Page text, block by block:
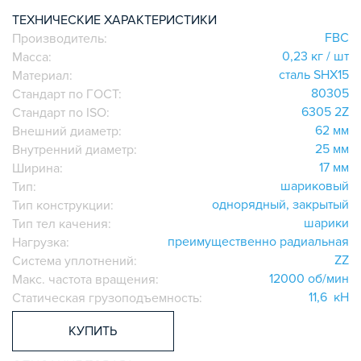
ИГОЛЬЧАТЫЕ РОЛИКОВЫЕ
ЛИНЕЙНЫЕ СОЕДИНИТЕЛИ
ДОПОЛНИТЕЛЬНАЯ ОБРАБОТКА
ПАРАЛЛЕЛЬНЫЕ СОЕДИНИТЕЛИ
ПРОМЫШЛЕННАЯ МЕБЕЛЬ
СИСТЕМА ЛЕСТНИЦ И ПЛАТФОРМ
БЫСТРЫЕ СОЕДИНИТЕЛИ
ВИНТОВЫЕ СОЕДИНИТЕЛИ И ВТУЛКИ
ШАРНИРНЫЕ И ПОДВИЖНЫЕ СОЕДИНИТЕЛИ
НАБОРЫ
ПЕТЛИ, РУЧКИ, ЗАМКИ, ЗАЩЕЛКИ
ЭЛЕМЕНТЫ ДЛЯ КРЕПЛЕНИЯ КАБЕЛЕЙ,
ПАНЕЛЕЙ, ЛИСТА, СЕТКИ
ТЕХНИЧЕСКИЕ ХАРАКТЕРИСТИКИ
Производитель:
FBC
Масса:
0,23 кг / шт
Материал:
сталь SHX15
Стандарт по ГОСТ:
80305
Стандарт по ISO:
6305 2Z
Внешний диаметр:
62 мм
Внутренний диаметр:
25 мм
Ширина:
17 мм
Тип:
шариковый
Тип конструкции:
однорядный, закрытый
Тип тел качения:
шарики
Нагрузка:
преимущественно радиальная
Система уплотнений:
ZZ
Макс. частота вращения:
12000 об/мин
Статическая грузоподъемность:
11,6 кН
КУПИТЬ